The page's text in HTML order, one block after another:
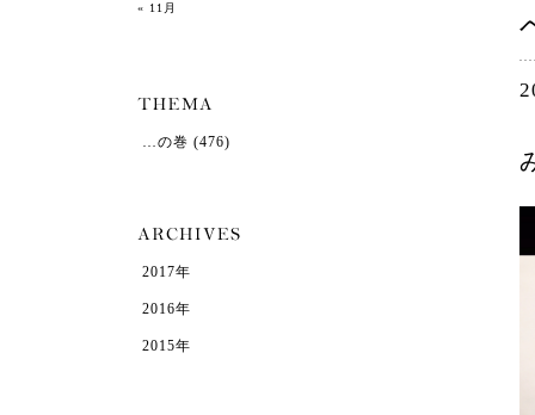
« 11月
…の巻 (476)
2017年
2016年
2015年